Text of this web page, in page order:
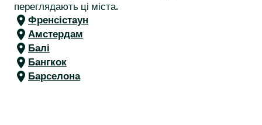
переглядають ці міста.
Френсістаун
Амстердам
Балі
Бангкок
Барселона